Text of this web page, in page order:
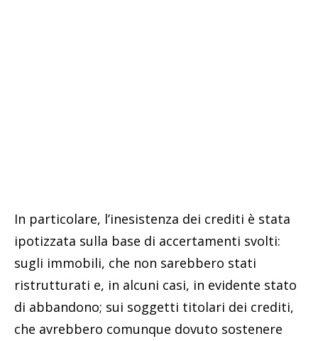
In particolare, l’inesistenza dei crediti è stata
ipotizzata sulla base di accertamenti svolti:
sugli immobili, che non sarebbero stati
ristrutturati e, in alcuni casi, in evidente stato
di abbandono; sui soggetti titolari dei crediti,
che avrebbero comunque dovuto sostenere